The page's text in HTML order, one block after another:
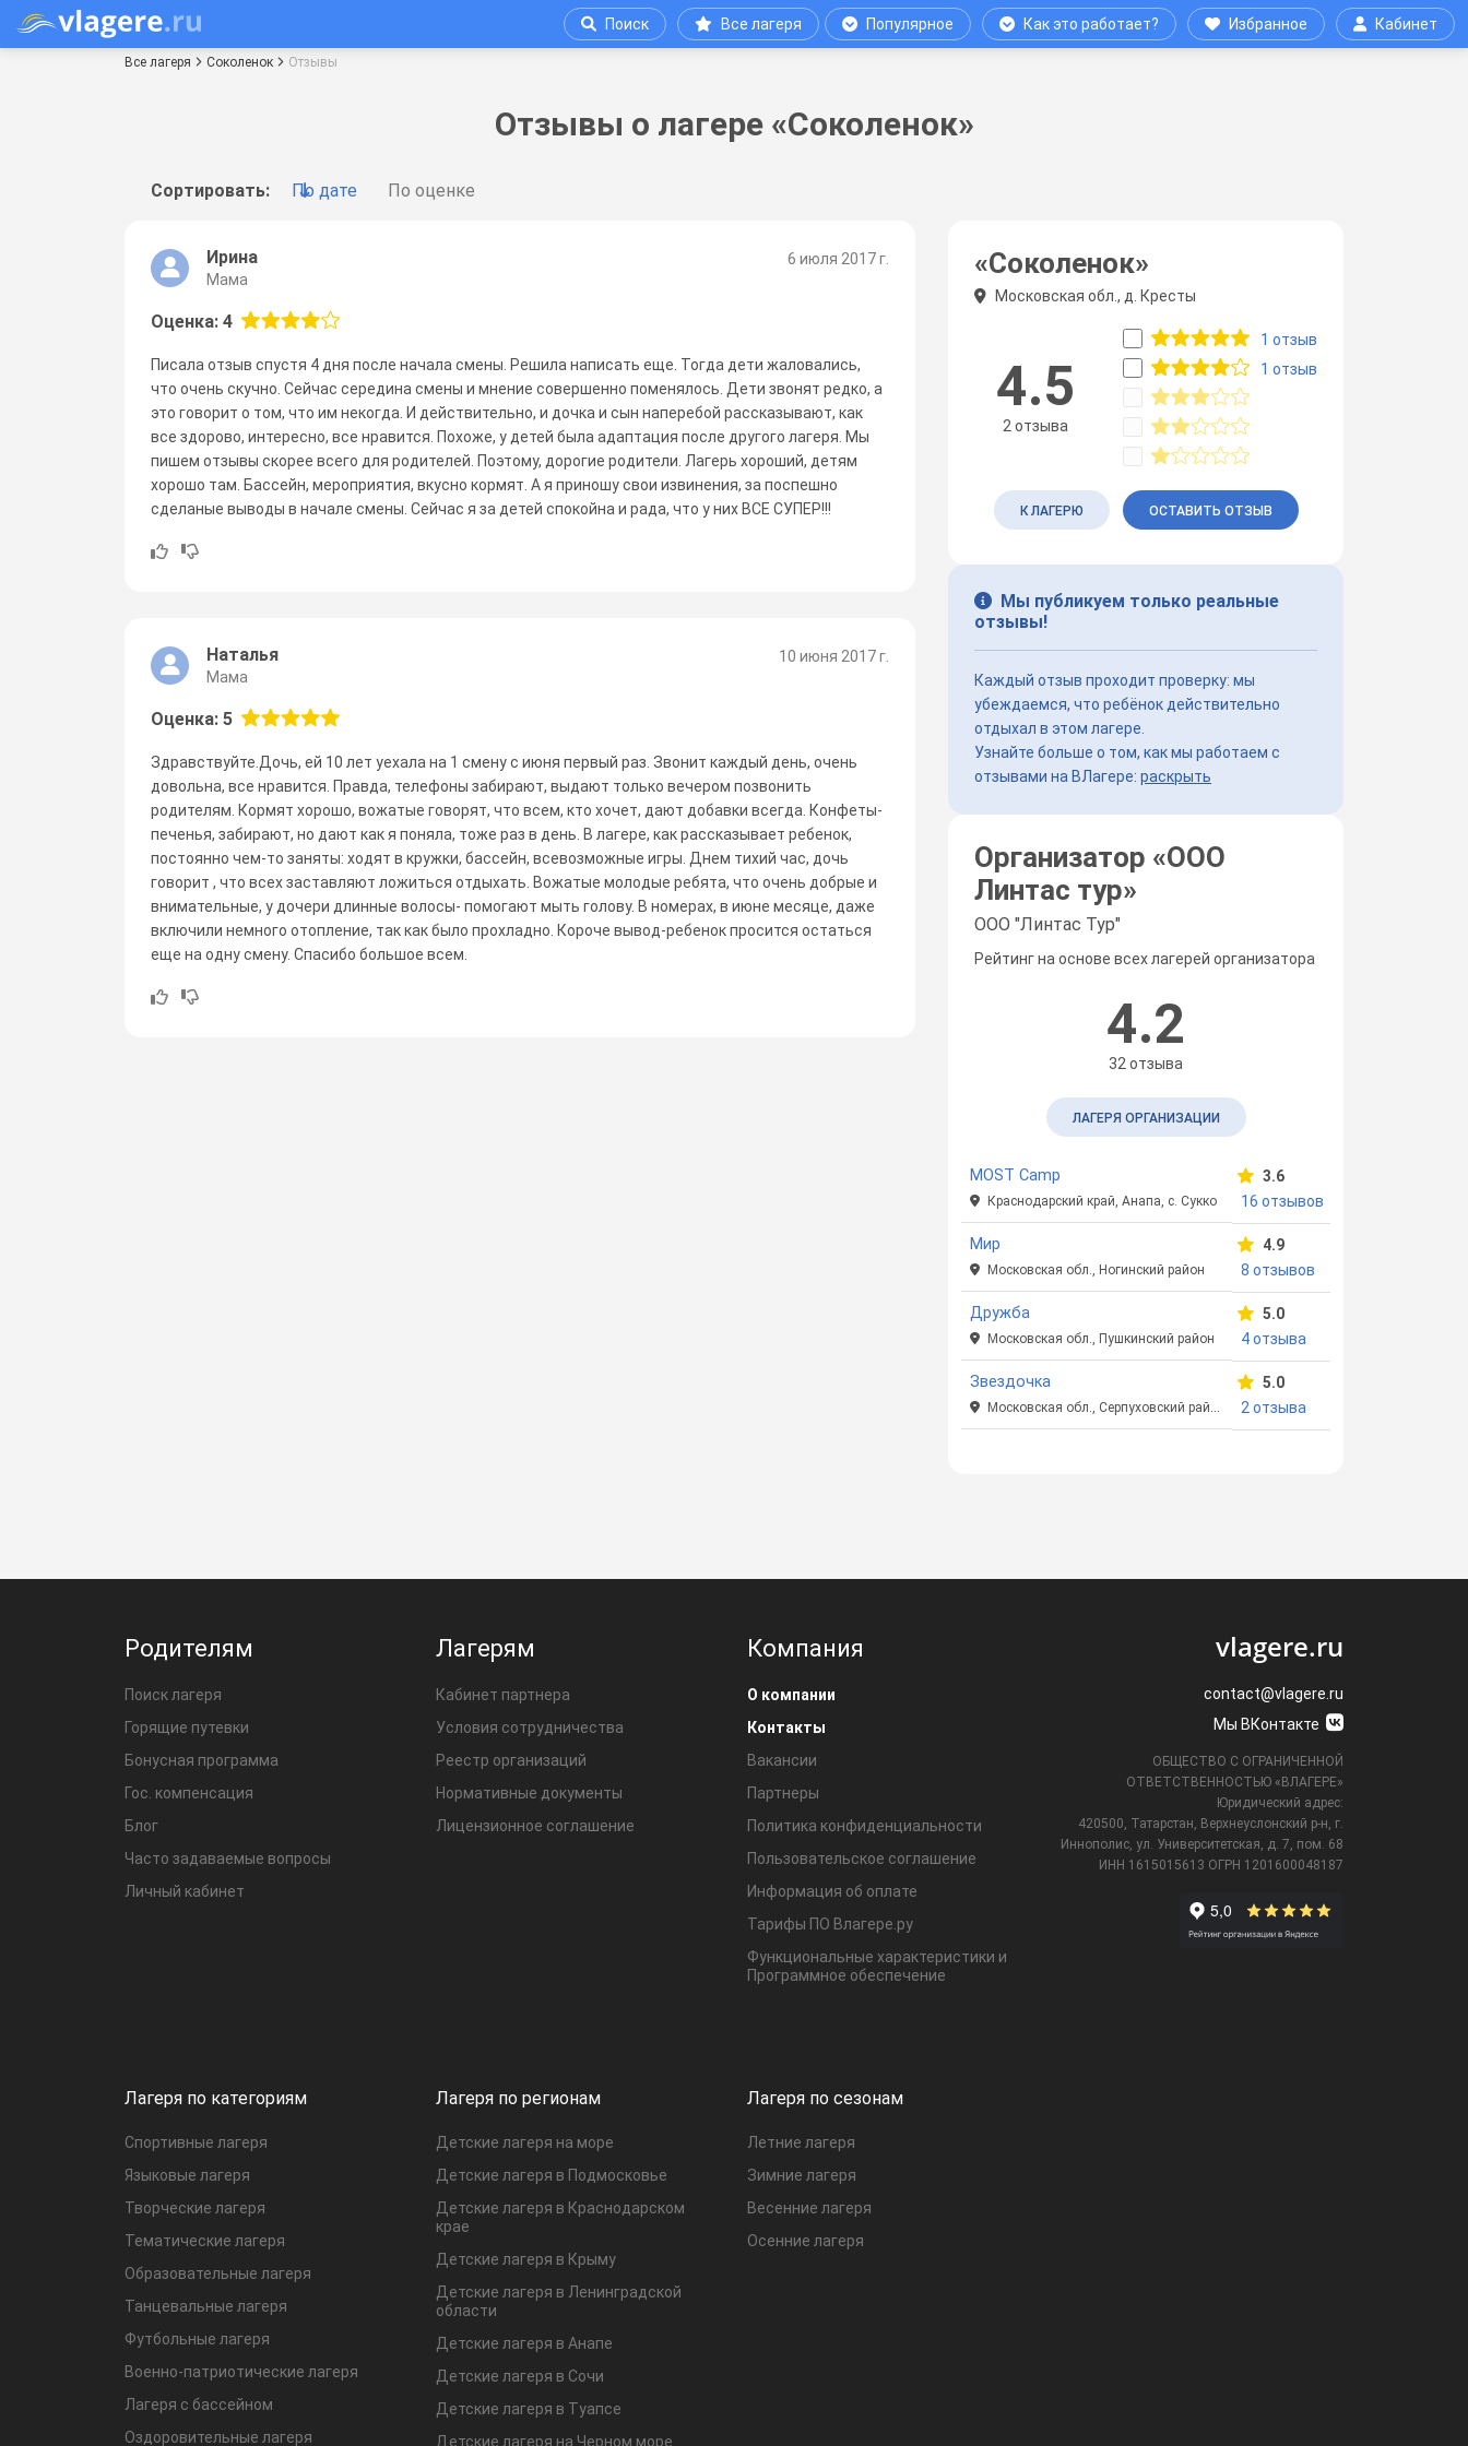
Поиск Все лагеря Популярное Как это работает? Избранное Кабинет
Все лагеря Соколенок Отзывы
Отзывы о лагере «Соколенок»
Сортировать: По дате По оценке
6 июля 2017 г.
Ирина
Мама
Оценка: 4
Писала отзыв спустя 4 дня после начала смены. Решила написать еще. Тогда дети жаловались,
что очень скучно. Сейчас середина смены и мнение совершенно поменялось. Дети звонят редко, а
это говорит о том, что им некогда. И действительно, и дочка и сын наперебой рассказывают, как
все здорово, интересно, все нравится. Похоже, у детей была адаптация после другого лагеря. Мы
пишем отзывы скорее всего для родителей. Поэтому, дорогие родители. Лагерь хороший, детям
хорошо там. Бассейн, мероприятия, вкусно кормят. А я приношу свои извинения, за поспешно
сделаные выводы в начале смены. Сейчас я за детей спокойна и рада, что у них ВСЕ СУПЕР!!!
10 июня 2017 г.
Наталья
Мама
Оценка: 5
Здравствуйте.Дочь, ей 10 лет уехала на 1 смену с июня первый раз. Звонит каждый день, очень
довольна, все нравится. Правда, телефоны забирают, выдают только вечером позвонить
родителям. Кормят хорошо, вожатые говорят, что всем, кто хочет, дают добавки всегда. Конфеты-
печенья, забирают, но дают как я поняла, тоже раз в день. В лагере, как рассказывает ребенок,
постоянно чем-то заняты: ходят в кружки, бассейн, всевозможные игры. Днем тихий час, дочь
говорит , что всех заставляют ложиться отдыхать. Вожатые молодые ребята, что очень добрые и
внимательные, у дочери длинные волосы- помогают мыть голову. В номерах, в июне месяце, даже
включили немного отопление, так как было прохладно. Короче вывод-ребенок просится остаться
еще на одну смену. Спасибо большое всем.
«Соколенок»
Московская обл., д. Кресты
4.5
2 отзыва
1 отзыв
1 отзыв
К ЛАГЕРЮ ОСТАВИТЬ ОТЗЫВ
Мы публикуем только реальные
отзывы!
Каждый отзыв проходит проверку: мы
убеждаемся, что ребёнок действительно
отдыхал в этом лагере.
Узнайте больше о том, как мы работаем с
отзывами на ВЛагере: раскрыть
Организатор «ООО
Линтас тур»
ООО "Линтас Тур"
Рейтинг на основе всех лагерей организатора
4.2
32 отзыва
ЛАГЕРЯ ОРГАНИЗАЦИИ
MOST Camp
Краснодарский край, Анапа, с. Сукко
3.6
16 отзывов
Мир
Московская обл., Ногинский район
4.9
8 отзывов
Дружба
Московская обл., Пушкинский район
5.0
4 отзыва
Звездочка
Московская обл., Серпуховский район
5.0
2 отзыва
Родителям
Поиск лагеря
Горящие путевки
Бонусная программа
Гос. компенсация
Блог
Часто задаваемые вопросы
Личный кабинет
Лагерям
Кабинет партнера
Условия сотрудничества
Реестр организаций
Нормативные документы
Лицензионное соглашение
Компания
О компании
Контакты
Вакансии
Партнеры
Политика конфиденциальности
Пользовательское соглашение
Информация об оплате
Тарифы ПО Влагере.ру
Функциональные характеристики и
Программное обеспечение
Лагеря по категориям
Спортивные лагеря
Языковые лагеря
Творческие лагеря
Тематические лагеря
Образовательные лагеря
Танцевальные лагеря
Футбольные лагеря
Военно-патриотические лагеря
Лагеря с бассейном
Оздоровительные лагеря
Лагеря по регионам
Детские лагеря на море
Детские лагеря в Подмосковье
Детские лагеря в Краснодарском
крае
Детские лагеря в Крыму
Детские лагеря в Ленинградской
области
Детские лагеря в Анапе
Детские лагеря в Сочи
Детские лагеря в Туапсе
Детские лагеря на Черном море
Лагеря по сезонам
Летние лагеря
Зимние лагеря
Весенние лагеря
Осенние лагеря
vlagere.ru
contact@vlagere.ru
Мы ВКонтакте
ОБЩЕСТВО С ОГРАНИЧЕННОЙ
ОТВЕТСТВЕННОСТЬЮ «ВЛАГЕРЕ»
Юридический адрес:
420500, Татарстан, Верхнеуслонский р-н, г.
Иннополис, ул. Университетская,
д. 7, пом. 68
ИНН 1615015613 ОГРН 1201600048187